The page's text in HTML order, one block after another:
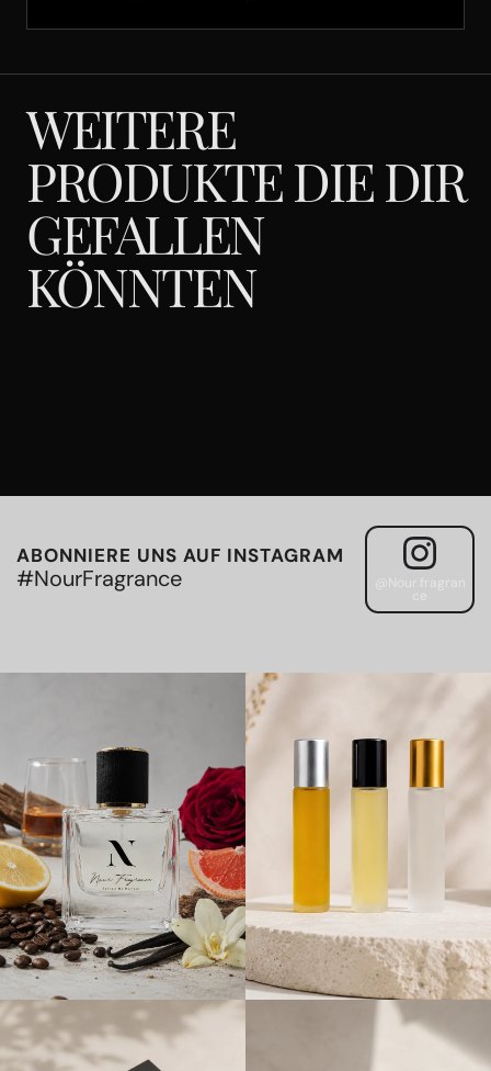
WEITERE
PRODUKTE DIE DIR
GEFALLEN
KÖNNTEN
ABONNIERE UNS AUF INSTAGRAM
#NourFragrance @Nour.fragran
ce